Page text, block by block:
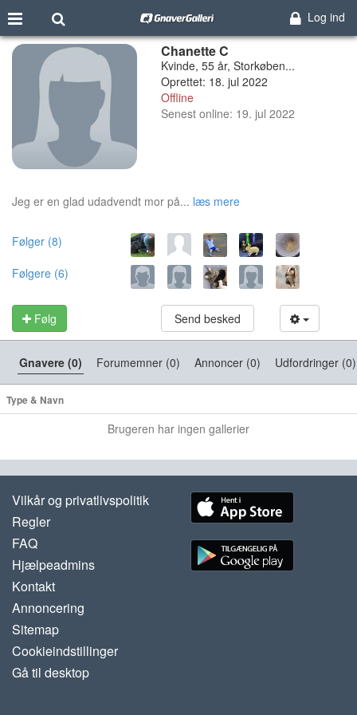
Log ind
Chanette C
Kvinde, 55 år, Storkøben...
Oprettet: 18. jul 2022
Offline
Senest online: 19. jul 2022
Jeg er en glad udadvendt mor på... læs mere
Følger (8)
Følgere (6)
Følg Send besked
Gnavere (0) Forumemner (0) Annoncer (0) Udfordringer (0)
Type & Navn
Brugeren har ingen gallerier
Vilkår og privatlivspolitik
Regler
FAQ
Hjælpeadmins
Kontakt
Annoncering
Sitemap
Cookieindstillinger
Gå til desktop